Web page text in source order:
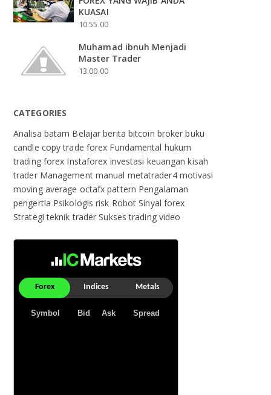
KUASAI
10.55.00
Muhamad ibnuh Menjadi
Master Trader
13.00.00
CATEGORIES
Analisa batam Belajarberita bitcoin brokerbuku
candle copy trade forex Fundamental hukum
trading forex Instaforex investasi keuangankisah
trader Management manual metatrader4 motivasi
moving average octafxpattern Pengalaman
pengertia Psikologisrisk RobotSinyal forex
Strategitekniktrader Suksestrading video